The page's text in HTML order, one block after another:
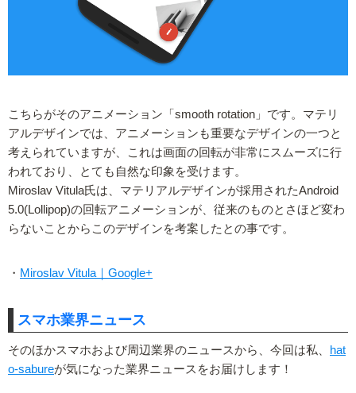
こちらがそのアニメーション「smooth rotation」です。マテリ
アルデザインでは、アニメーションも重要なデザインの一つと
考えられていますが、これは画面の回転が非常にスムーズに行
われており、とても自然な印象を受けます。
Miroslav Vitula氏は、マテリアルデザインが採用されたAndroid
5.0(Lollipop)の回転アニメーションが、従来のものとさほど変わ
らないことからこのデザインを考案したとの事です。
・ Miroslav Vitula｜Google+
スマホ業界ニュース
そのほかスマホおよび周辺業界のニュースから、今回は私、
hat
o-sabureが気になった業界ニュースをお届けします！